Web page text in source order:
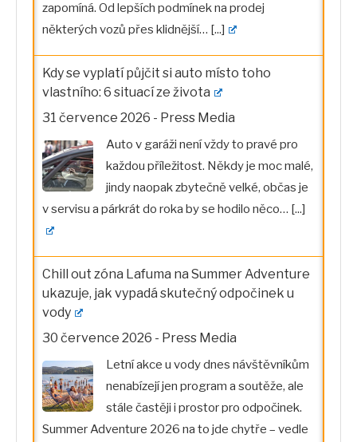
zapomíná. Od lepších podmínek na prodej
některých vozů přes klidnější… [...]
Kdy se vyplatí půjčit si auto místo toho
vlastního: 6 situací ze života
31 července 2026 - Press Media
Auto v garáži není vždy to pravé pro
každou příležitost. Někdy je moc malé,
jindy naopak zbytečně velké, občas je
v servisu a párkrát do roka by se hodilo něco… [...]
Chill out zóna Lafuma na Summer Adventure
ukazuje, jak vypadá skutečný odpočinek u
vody
30 července 2026 - Press Media
Letní akce u vody dnes návštěvníkům
nenabízejí jen program a soutěže, ale
stále častěji i prostor pro odpočinek.
Summer Adventure 2026 na to jde chytře – vedle